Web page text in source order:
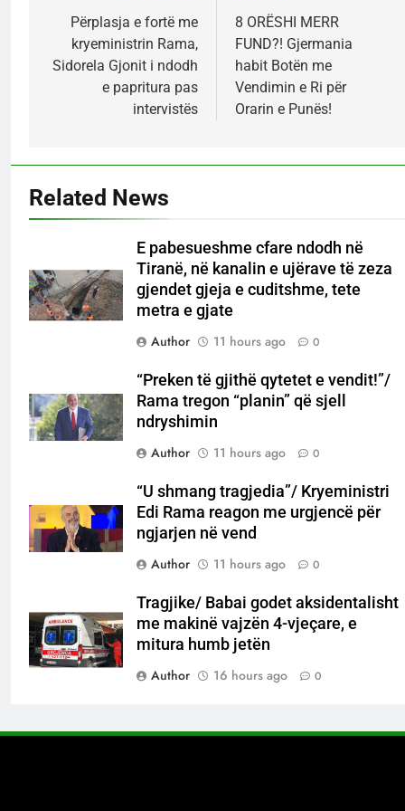
navigation
Përplasja e fortë me
kryeministrin Rama,
Sidorela Gjonit i ndodh
e papritura pas
intervistës
8 ORËSHI MERR
FUND?! Gjermania
habit Botën me
Vendimin e Ri për
Orarin e Punës!
Related News
E pabesueshme cfare ndodh në
Tiranë, në kanalin e ujërave të zeza
gjendet gjeja e cuditshme, tete
metra e gjate
Author
11 hours ago 0
“Preken të gjithë qytetet e vendit!”/
Rama tregon “planin” që sjell
ndryshimin
Author
11 hours ago 0
“U shmang tragjedia”/ Kryeministri
Edi Rama reagon me urgjencë për
ngjarjen në vend
Author
11 hours ago 0
Tragjike/ Babai godet aksidentalisht
me makinë vajzën 4-vjeçare, e
mitura humb jetën
Author
16 hours ago 0